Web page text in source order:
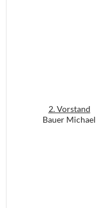
2. Vorstand
Bauer Michael